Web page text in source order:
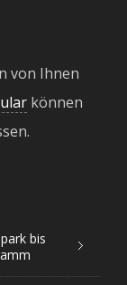
von Ihnen
können
bis